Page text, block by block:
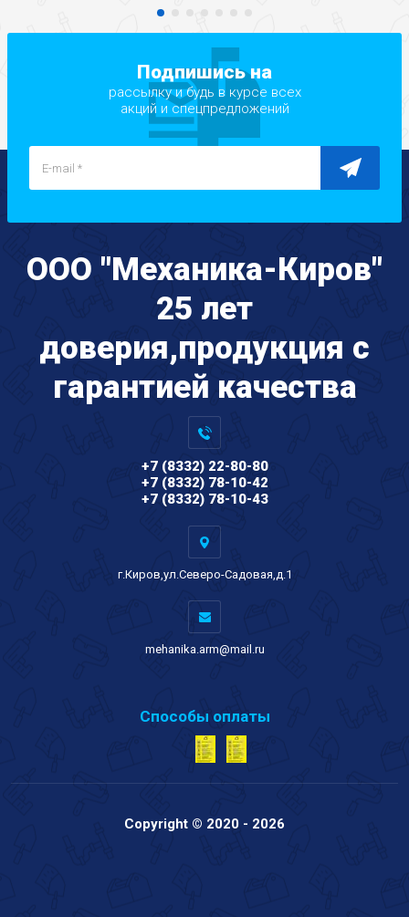
Подпишись на
рассылку и будь в курсе всех
акций и спецпредложений
ООО "Механика-Киров"
25 лет
доверия,продукция с
гарантией качества
+7 (8332) 22-80-80
+7 (8332) 78-10-42
+7 (8332) 78-10-43
г.Киров,ул.Северо-Садовая,д.1
mehanika.arm@mail.ru
Способы оплаты
Copyright © 2020 - 2026